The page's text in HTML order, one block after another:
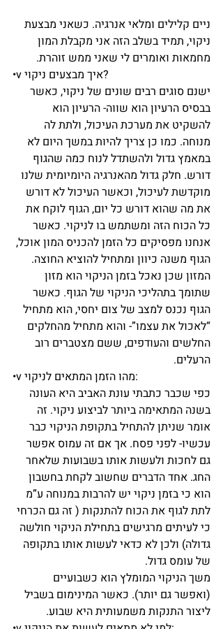
ניים קלילים ומלאי אנרגיה. כשאני מבצעת
ניקוי, תמיד בשלב הזה אני מקבלת המון
מחמאות ואומרים לי שאני ממש זוהרת.
•v איך מבצעים ניקוי?
ישנם סוגים רבים שונים של ניקוי, כאשר
בבסיס הרעיון הוא שווה- הרעיון הוא
להשקיט את מערכת העיכול, ולתת לה
מנוחה. כמו כן צריך להיות במשך היום לא
במאמץ גדול ולהשתדל לנוח כמה שהגוף
דורש. חלק גדול מהאנרגיה היומיומית שלנו
מוקדשת לעיכול, וכאשר העיכול לא דורש
את מה שהוא דורש כל יום, הגוף לוקח את
כל הכוח הזה ומשתמש בו לניקוי. כאשר
אנחנו מפסיקים כל הזמן להכניס המון אוכל,
הגוף משנה כיוון ומתחיל להוציא החוצה.
המזון שכן נאכל בזמן הניקוי הוא מזון
שתומך בתהליכי הניקוי של הגוף. כאשר
הגוף נכנס למצב של צום יחסי, הוא מתחיל
“לאכול את עצמו”- והוא מתחיל מהחלקים
החלשים והעודפים, ששם מצטברים רוב
הרעלים.
•v מהו הזמן המתאים לניקוי:
כפי שכבר כתבתי עונת האביב היא העונה
בשנה המתאימה ביותר לביצוע ניקוי. זה
אומר שניתן להתחיל בתקופת הניקוי כבר
עכשיו- לפני פסח. אך אם זה עמוס אפשר
גם לחכות ולעשות אותו בשבועות שלאחר
החג. אחד הדברים שחשוב לקחת בחשבון
הוא כי בזמן ניקוי יש להרבות במנוחה ע”מ
לתת לגוף את הכוח להתנקות ( זה גם הכרחי
כי לעיתים מרגישים בתחילת הניקוי חולשה
גדולה) ולכן לא כדאי לעשות אותו בתקופה
של עומס גדול.
משך הניקוי המומלץ הוא כשבועיים
(ואפשר גם יותר). כאשר המינימום בשביל
ליצור התנקות משמעותית היא שבוע.